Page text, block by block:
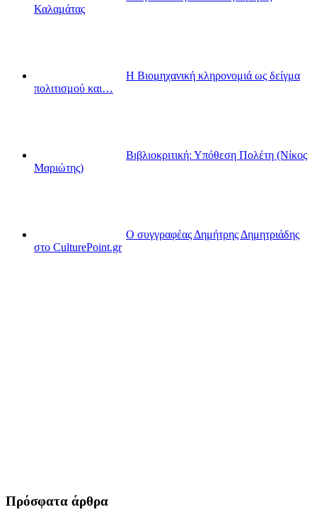
Καλαμάτας
Η Βιομηχανική κληρονομιά ως δείγμα
πολιτισμού και…
Βιβλιοκριτική: Υπόθεση Πολέτη (Νίκος
Μαριώτης)
Ο συγγραφέας Δημήτρης Δημητριάδης
στο CulturePoint.gr
Πρόσφατα άρθρα